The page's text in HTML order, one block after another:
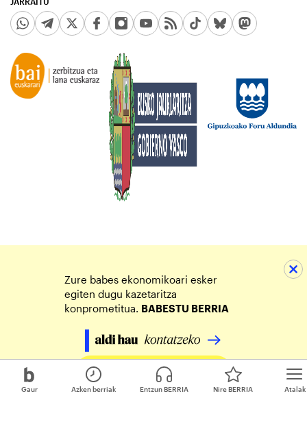
Gaur Atalak
Azken berriak Entzun BERRIA Nire BERRIA
Zure babes ekonomikoari esker
egiten dugu kazetaritza
konprometitua. BABESTU BERRIA
Egin zure ekarpena